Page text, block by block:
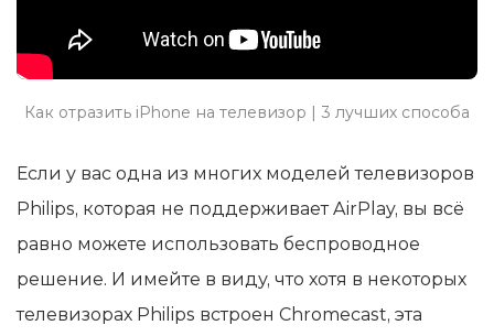
Как отразить iPhone на телевизор | 3 лучших способа
Если у вас одна из многих моделей телевизоров
Philips, которая не поддерживает AirPlay, вы всё
равно можете использовать беспроводное
решение. И имейте в виду, что хотя в некоторых
телевизорах Philips встроен Chromecast, эта